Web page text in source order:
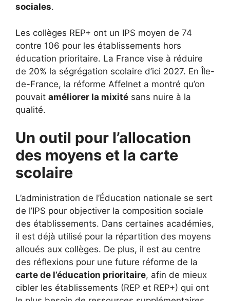
sociales.
Les collèges REP+ ont un IPS moyen de 74
contre 106 pour les établissements hors
éducation prioritaire. La France vise à réduire
de 20% la ségrégation scolaire d’ici 2027. En Île-
de-France, la réforme Affelnet a montré qu’on
pouvait améliorer la mixité sans nuire à la
qualité.
Un outil pour l’allocation
des moyens et la carte
scolaire
L’administration de l’Éducation nationale se sert
de l’IPS pour objectiver la composition sociale
des établissements. Dans certaines académies,
il est déjà utilisé pour la répartition des moyens
alloués aux collèges. De plus, il est au centre
des réflexions pour une future réforme de la
carte de l’éducation prioritaire, afin de mieux
cibler les établissements (REP et REP+) qui ont